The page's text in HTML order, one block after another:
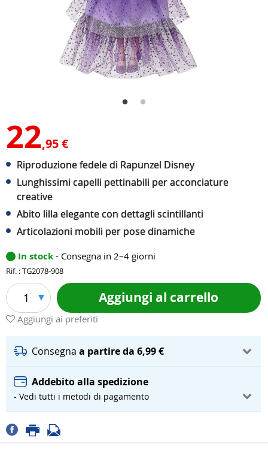
22,95 €
Riproduzione fedele di Rapunzel Disney
Lunghissimi capelli pettinabili per acconciature
creative
Abito lilla elegante con dettagli scintillanti
Articolazioni mobili per pose dinamiche
In stock - Consegna in 2–4 giorni
Rif. : TG2078-908
1 Aggiungi al carrello
Aggiungi ai preferiti
Consegna a partire da 6,99 €
Addebito alla spedizione
- Vedi tutti i metodi di pagamento